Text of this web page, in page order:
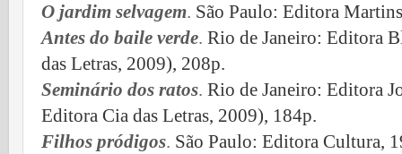
O jardim selvagem. São Paulo: Editora
Antes do baile verde. Rio de Janeiro: Editora
das Letras, 2009), 208p.
Seminário dos ratos. Rio de Janeiro: Editora
Editora Cia das Letras, 2009), 184p.
Filhos pródigos. São Paulo: Editora Cultura,